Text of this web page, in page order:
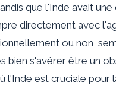
que l'Inde avait
directement avec
ou non,
s'avérer être un
l'Inde est cruciale pour